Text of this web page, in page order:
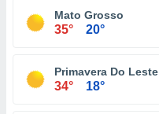
Mato Grosso
35° 20°
Primavera Do Leste
34° 18°